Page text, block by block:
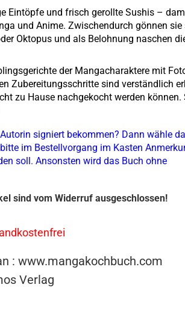
Eintöpfe und frisch gerollte Sushis –
und Anime. Zwischendurch gönnen sie
Oktopus und als Belohnung naschen
der Mangacharaktere mit
Zubereitungsschritte sind verständlich
zu Hause nachgekocht werden können.
signiert bekommen? Dann wähle
im Bestellvorgang im Kasten
soll. Ansonsten wird das Buch ohne
sind vom Widerruf ausgeschlossen!
: www.mangakochbuch.com
Verlag